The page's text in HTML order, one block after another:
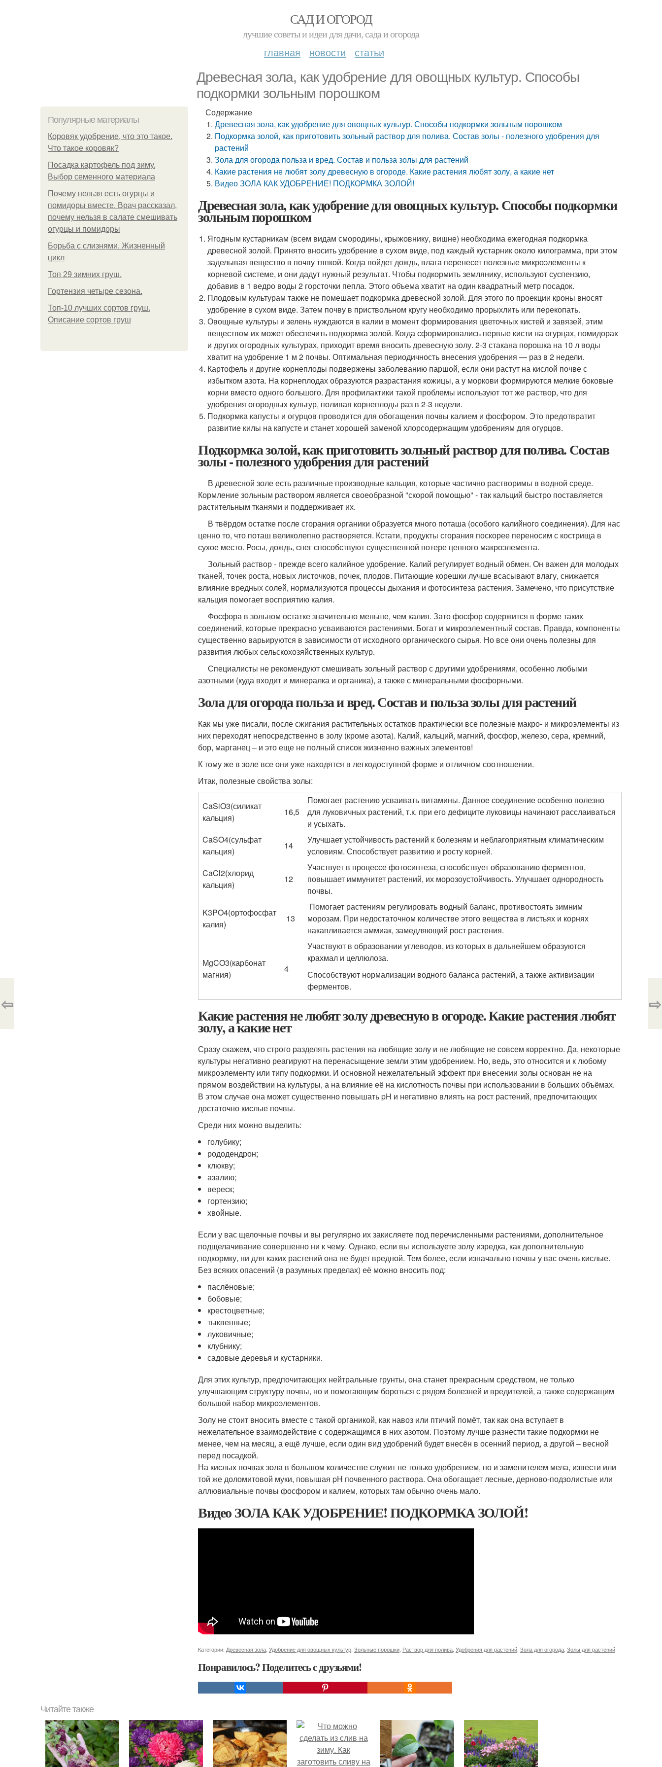
САД И ОГОРОД
лучшие советы и идеи для дачи, сада и огорода
главная новости статьи
Древесная зола, как удобрение для овощных культур. Способы
подкормки зольным порошком
Популярные материалы
Коровяк удобрение, что это такое.
Что такое коровяк?
Посадка картофель под зиму.
Выбор семенного материала
Почему нельзя есть огурцы и
помидоры вместе. Врач рассказал,
почему нельзя в салате смешивать
огурцы и помидоры
Борьба с слизнями. Жизненный
цикл
Топ 29 зимних груш.
Гортензия четыре сезона.
Топ-10 лучших сортов груш.
Описание сортов груш
Содержание
Древесная зола, как удобрение для овощных культур. Способы подкормки зольным порошком
Подкормка золой, как приготовить зольный раствор для полива. Состав золы - полезного удобрения для
растений
Зола для огорода польза и вред. Состав и польза золы для растений
Какие растения не любят золу древесную в огороде. Какие растения любят золу, а какие нет
Видео ЗОЛА КАК УДОБРЕНИЕ! ПОДКОРМКА ЗОЛОЙ!
Древесная зола, как удобрение для овощных культур. Способы подкормки
зольным порошком
Ягодным кустарникам (всем видам смородины, крыжовнику, вишне) необходима ежегодная подкормка
древесной золой. Принято вносить удобрение в сухом виде, под каждый кустарник около килограмма, при этом
заделывая вещество в почву тяпкой. Когда пойдет дождь, влага перенесет полезные микроэлементы к
корневой системе, и они дадут нужный результат. Чтобы подкормить землянику, используют суспензию,
добавив в 1 ведро воды 2 горсточки пепла. Этого объема хватит на один квадратный метр посадок.
Плодовым культурам также не помешает подкормка древесной золой. Для этого по проекции кроны вносят
удобрение в сухом виде. Затем почву в приствольном кругу необходимо прорыхлить или перекопать.
Овощные культуры и зелень нуждаются в калии в момент формирования цветочных кистей и завязей, этим
веществом их может обеспечить подкормка золой. Когда сформировались первые кисти на огурцах, помидорах
и других огородных культурах, приходит время вносить древесную золу. 2-3 стакана порошка на 10 л воды
хватит на удобрение 1 м 2 почвы. Оптимальная периодичность внесения удобрения — раз в 2 недели.
Картофель и другие корнеплоды подвержены заболеванию паршой, если они растут на кислой почве с
избытком азота. На корнеплодах образуются разрастания кожицы, а у моркови формируются мелкие боковые
корни вместо одного большого. Для профилактики такой проблемы используют тот же раствор, что для
удобрения огородных культур, поливая корнеплоды раз в 2-3 недели.
Подкормка капусты и огурцов проводится для обогащения почвы калием и фосфором. Это предотвратит
развитие килы на капусте и станет хорошей заменой хлорсодержащим удобрениям для огурцов.
Подкормка золой, как приготовить зольный раствор для полива. Состав
золы - полезного удобрения для растений
В древесной золе есть различные производные кальция, которые частично растворимы в водной среде.
Кормление зольным раствором является своеобразной "скорой помощью" - так кальций быстро поставляется
растительным тканями и поддерживает их.
В твёрдом остатке после сгорания органики образуется много поташа (особого калийного соединения). Для нас
ценно то, что поташ великолепно растворяется. Кстати, продукты сгорания поскорее переносим с кострища в
сухое место. Росы, дождь, снег способствуют существенной потере ценного макроэлемента.
Зольный раствор - прежде всего калийное удобрение. Калий регулирует водный обмен. Он важен для молодых
тканей, точек роста, новых листочков, почек, плодов. Питающие корешки лучше всасывают влагу, снижается
влияние вредных солей, нормализуются процессы дыхания и фотосинтеза растения. Замечено, что присутствие
кальция помогает восприятию калия.
Фосфора в зольном остатке значительно меньше, чем калия. Зато фосфор содержится в форме таких
соединений, которые прекрасно усваиваются растениями. Богат и микроэлементный состав. Правда, компоненты
существенно варьируются в зависимости от исходного органического сырья. Но все они очень полезны для
развития любых сельскохозяйственных культур.
Специалисты не рекомендуют смешивать зольный раствор с другими удобрениями, особенно любыми
азотными (куда входит и минералка и органика), а также с минеральными фосфорными.
Зола для огорода польза и вред. Состав и польза золы для растений
Как мы уже писали, после сжигания растительных остатков практически все полезные макро- и микроэлементы из
них переходят непосредственно в золу (кроме азота). Калий, кальций, магний, фосфор, железо, сера, кремний,
бор, марганец – и это еще не полный список жизненно важных элементов!
К тому же в золе все они уже находятся в легкодоступной форме и отличном соотношении.
Итак, полезные свойства золы:
CaSiO3(силикат
кальция)
16,5
Помогает растению усваивать витамины. Данное соединение особенно полезно
для луковичных растений, т.к. при его дефиците луковицы начинают расслаиваться
и усыхать.
CaSO4(сульфат
кальция)
14
Улучшает устойчивость растений к болезням и неблагоприятным климатическим
условиям. Способствует развитию и росту корней.
CaCl2(хлорид
кальция)
12
Участвует в процессе фотосинтеза, способствует образованию ферментов,
повышает иммунитет растений, их морозоустойчивость. Улучшает однородность
почвы.
K3PO4(ортофосфат
калия)
13
Помогает растениям регулировать водный баланс, противостоять зимним
морозам. При недостаточном количестве этого вещества в листьях и корнях
накапливается аммиак, замедляющий рост растения.
MgCO3(карбонат
магния)
4
Участвуют в образовании углеводов, из которых в дальнейшем образуются
крахмал и целлюлоза.
Способствуют нормализации водного баланса растений, а также активизации
ферментов.
Какие растения не любят золу древесную в огороде. Какие растения любят
золу, а какие нет
Сразу скажем, что строго разделять растения на любящие золу и не любящие не совсем корректно. Да, некоторые
культуры негативно реагируют на перенасыщение земли этим удобрением. Но, ведь, это относится и к любому
микроэлементу или типу подкормки. И основной нежелательный эффект при внесении золы основан не на
прямом воздействии на культуры, а на влияние её на кислотность почвы при использовании в больших объёмах.
В этом случае она может существенно повышать pH и негативно влиять на рост растений, предпочитающих
достаточно кислые почвы.
Среди них можно выделить:
голубику;
рододендрон;
клюкву;
азалию;
вереск;
гортензию;
хвойные.
Если у вас щелочные почвы и вы регулярно их закисляете под перечисленными растениями, дополнительное
подщелачивание совершенно ни к чему. Однако, если вы используете золу изредка, как дополнительную
подкормку, ни для каких растений она не будет вредной. Тем более, если изначально почвы у вас очень кислые.
Без всяких опасений (в разумных пределах) её можно вносить под:
паслёновые;
бобовые;
крестоцветные;
тыквенные;
луковичные;
клубнику;
садовые деревья и кустарники.
Для этих культур, предпочитающих нейтральные грунты, она станет прекрасным средством, не только
улучшающим структуру почвы, но и помогающим бороться с рядом болезней и вредителей, а также содержащим
большой набор микроэлементов.
Золу не стоит вносить вместе с такой органикой, как навоз или птичий помёт, так как она вступает в
нежелательное взаимодействие с содержащимся в них азотом. Поэтому лучше разнести такие подкормки не
менее, чем на месяц, а ещё лучше, если один вид удобрений будет внесён в осенний период, а другой – весной
перед посадкой.
На кислых почвах зола в большом количестве служит не только удобрением, но и заменителем мела, извести или
той же доломитовой муки, повышая pH почвенного раствора. Она обогащает лесные, дерново-подзолистые или
аллювиальные почвы фосфором и калием, которых там обычно очень мало.
Видео ЗОЛА КАК УДОБРЕНИЕ! ПОДКОРМКА ЗОЛОЙ!
Категории: Древесная зола Удобрение для овощных культур Зольные порошки Раствор для полива Удобрения для растений Зола для огорода Золы для растений
Понравилось? Поделитесь с друзьями!
⇦ ⇨
Читайте также